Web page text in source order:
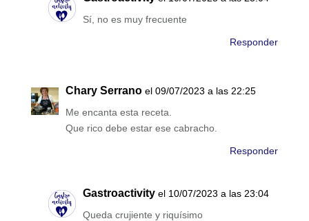
Sí, no es muy frecuente
Responder
Chary Serrano el 09/07/2023 a las 22:25
Me encanta esta receta.
Que rico debe estar ese cabracho.
Responder
Gastroactivity el 10/07/2023 a las 23:04
Queda crujiente y riquísimo